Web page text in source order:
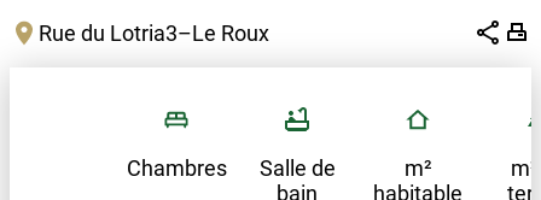
Rue du Lotria3–Le Roux
Chambres
Salle de
bain
m²
habitable